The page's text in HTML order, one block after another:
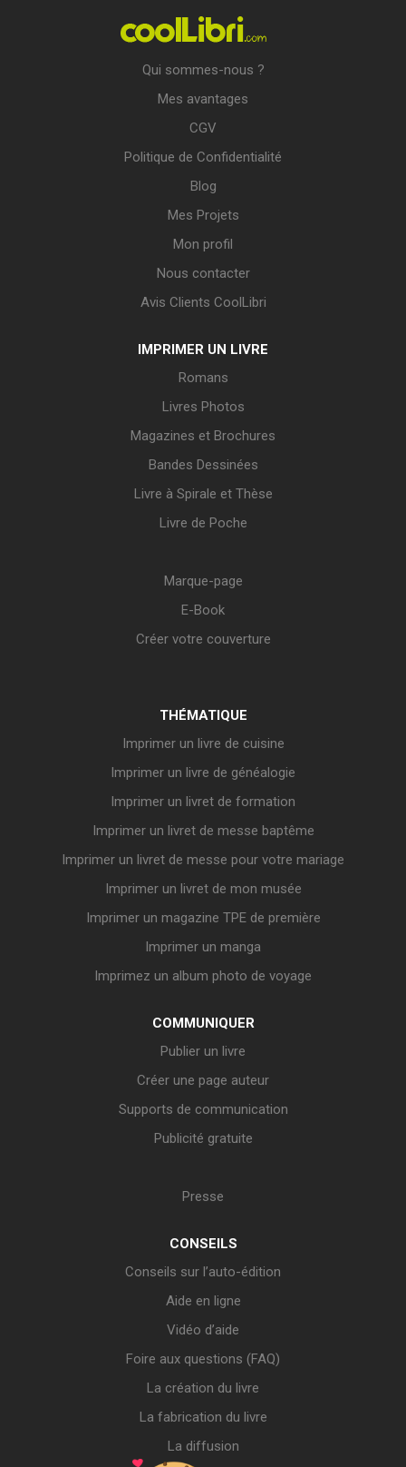
Qui sommes-nous ?
Mes avantages
CGV
Politique de Confidentialité
Blog
Mes Projets
Mon profil
Nous contacter
Avis Clients CoolLibri
IMPRIMER UN LIVRE
Romans
Livres Photos
Magazines et Brochures
Bandes Dessinées
Livre à Spirale et Thèse
Livre de Poche
Marque-page
E-Book
Créer votre couverture
THÉMATIQUE
Imprimer un livre de cuisine
Imprimer un livre de généalogie
Imprimer un livret de formation
Imprimer un livret de messe baptême
Imprimer un livret de messe pour votre mariage
Imprimer un livret de mon musée
Imprimer un magazine TPE de première
Imprimer un manga
Imprimez un album photo de voyage
COMMUNIQUER
Publier un livre
Créer une page auteur
Supports de communication
Publicité gratuite
Presse
CONSEILS
Conseils sur l’auto-édition
Aide en ligne
Vidéo d’aide
Foire aux questions (FAQ)
La création du livre
La fabrication du livre
La diffusion